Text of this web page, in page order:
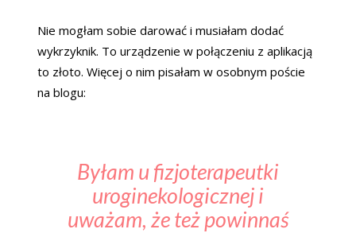
Nie mogłam sobie darować i musiałam dodać
wykrzyknik. To urządzenie w połączeniu z aplikacją
to złoto. Więcej o nim pisałam w osobnym poście
na blogu:
Byłam u fizjoterapeutki
uroginekologicznej i
uważam, że też powinnaś